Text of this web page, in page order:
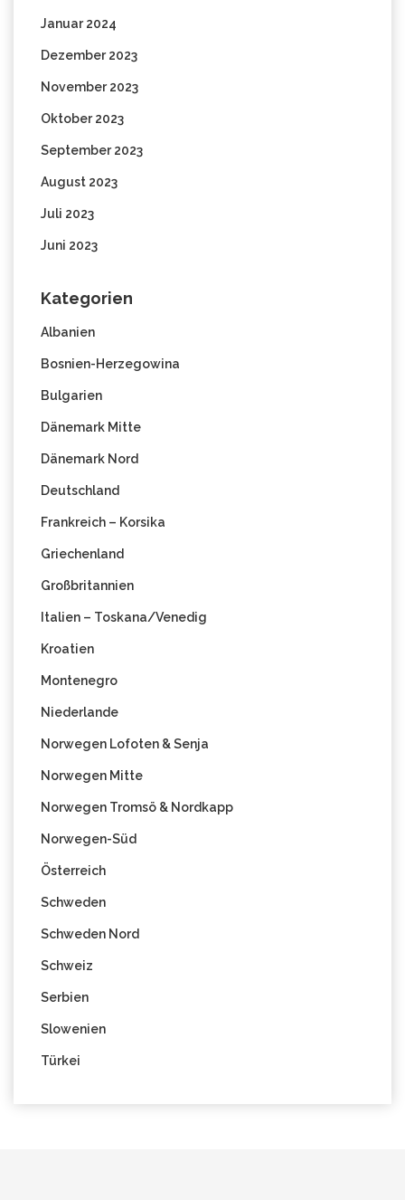
Januar 2024
Dezember 2023
November 2023
Oktober 2023
September 2023
August 2023
Juli 2023
Juni 2023
Kategorien
Albanien
Bosnien-Herzegowina
Bulgarien
Dänemark Mitte
Dänemark Nord
Deutschland
Frankreich – Korsika
Griechenland
Großbritannien
Italien – Toskana/Venedig
Kroatien
Montenegro
Niederlande
Norwegen Lofoten & Senja
Norwegen Mitte
Norwegen Tromsö & Nordkapp
Norwegen-Süd
Österreich
Schweden
Schweden Nord
Schweiz
Serbien
Slowenien
Türkei